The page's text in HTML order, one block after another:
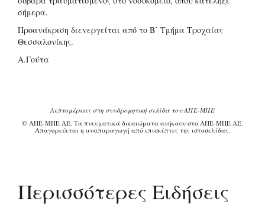
σήμερα.
Προανάκριση διενεργείται από το Β΄ Τμήμα Τροχαίας
Θεσσαλονίκης.
Α.Γούτα
Λεπτομέρειες στη συνδρομητική σελίδα του ΑΠΕ-ΜΠΕ
© ΑΠΕ-ΜΠΕ ΑΕ. Τα πνευματικά δικαιώματα ανήκουν στο ΑΠΕ-ΜΠΕ ΑΕ.
Απαγορεύεται η αναπαραγωγή από επισκέπτες της ιστοσελίδας.
Περισσότερες Ειδήσεις